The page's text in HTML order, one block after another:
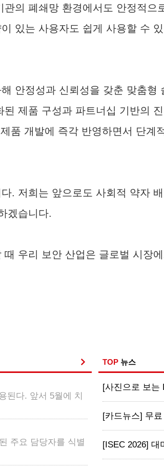
의 폐쇄망 환경에서도 안정적
있는 사용자도 쉽게 사용할 수
안정성과 신뢰성을 갖춘 맞춤
제품 구성과 파트너십 기반의
품 개발에 즉각 반영하면서 단계
. 저희는 앞으로도 사회적 약자
겠습니다.
우리 보안 산업은 글로벌 시장
된다. 앞서 5월에 치
주요 담당자를 식별
TOP 뉴스
[사진으로 보는
[카드뉴스] 무
[ISEC 2026] 대